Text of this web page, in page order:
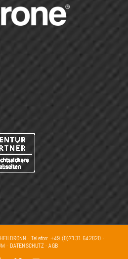
HEILBRONN · Telefon: +49 (0)7131 642820 ·
· DATENSCHUTZ·AGB